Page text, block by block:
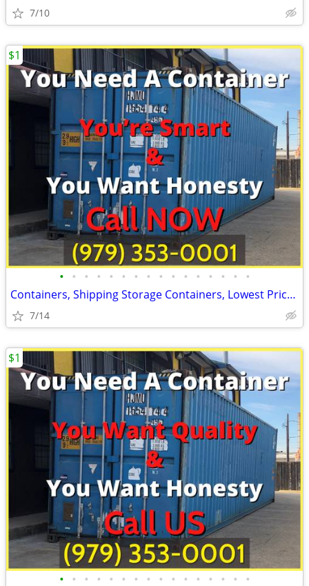
7/10
• • • • • • • • • • • • • • • •
Containers, Shipping Storage Containers, Lowest Price Now!
7/14
$1
• • • • • • • • • • • • • • • •
$1